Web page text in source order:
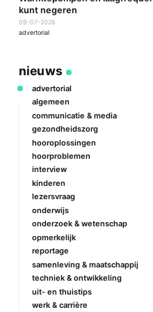
kunt negeren
09-07-2026
advertorial
nieuws
advertorial
algemeen
communicatie & media
gezondheidszorg
hooroplossingen
hoorproblemen
interview
kinderen
lezersvraag
onderwijs
onderzoek & wetenschap
opmerkelijk
reportage
samenleving & maatschappij
techniek & ontwikkeling
uit- en thuistips
werk & carrière